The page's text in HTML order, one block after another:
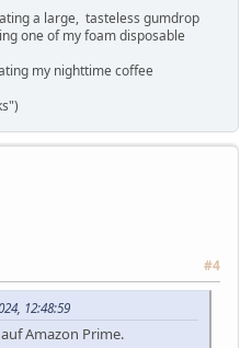
a large, tasteless gumdrop
one of my foam disposable
my nighttime coffee
#4
12:48:59
Amazon Prime.